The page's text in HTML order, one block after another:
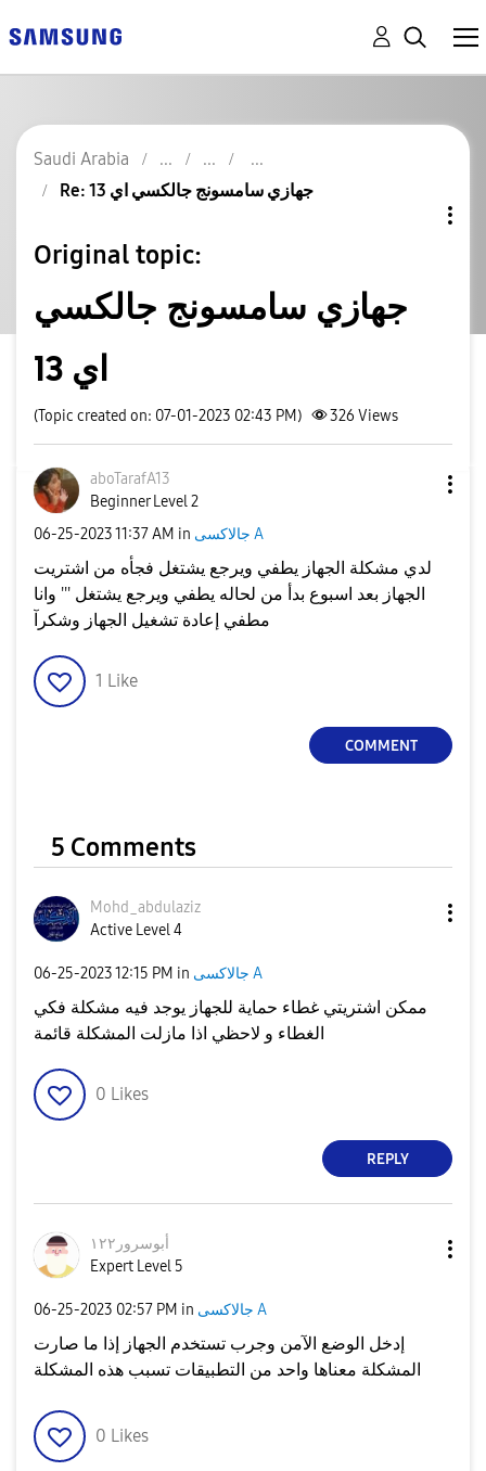
Saudi Arabia
Re: جهازي سامسونج جالكسي اي 13
Original topic:
جهازي سامسونج جالكسي
اي 13
(Topic created on: 07-01-2023 02:43 PM) 326 Views
aboTarafA13
Beginner Level 2
‎06-25-202311:37 AM in جالاكسى A
لدي مشكلة الجهاز يطفي ويرجع يشتغل فجأه من اشتريت
الجهاز بعد اسبوع بدأ من لحاله يطفي ويرجع يشتغل ''' وانا
1 Like
COMMENT
5 Comments
Mohd_abdulaziz
Active Level 4
‎06-25-202312:15 PM in جالاكسى A
ممكن اشتريتي غطاء حماية للجهاز يوجد فيه مشكلة فكي
الغطاء و لاحظي اذا مازلت المشكلة قائمة
0 Likes
REPLY
أبوسرور١٢٢
Expert Level 5
‎06-25-2023 02:57 PM in جالاكسى A
إدخل الوضع الآمن وجرب تستخدم الجهاز إذا ما صارت
0 Likes